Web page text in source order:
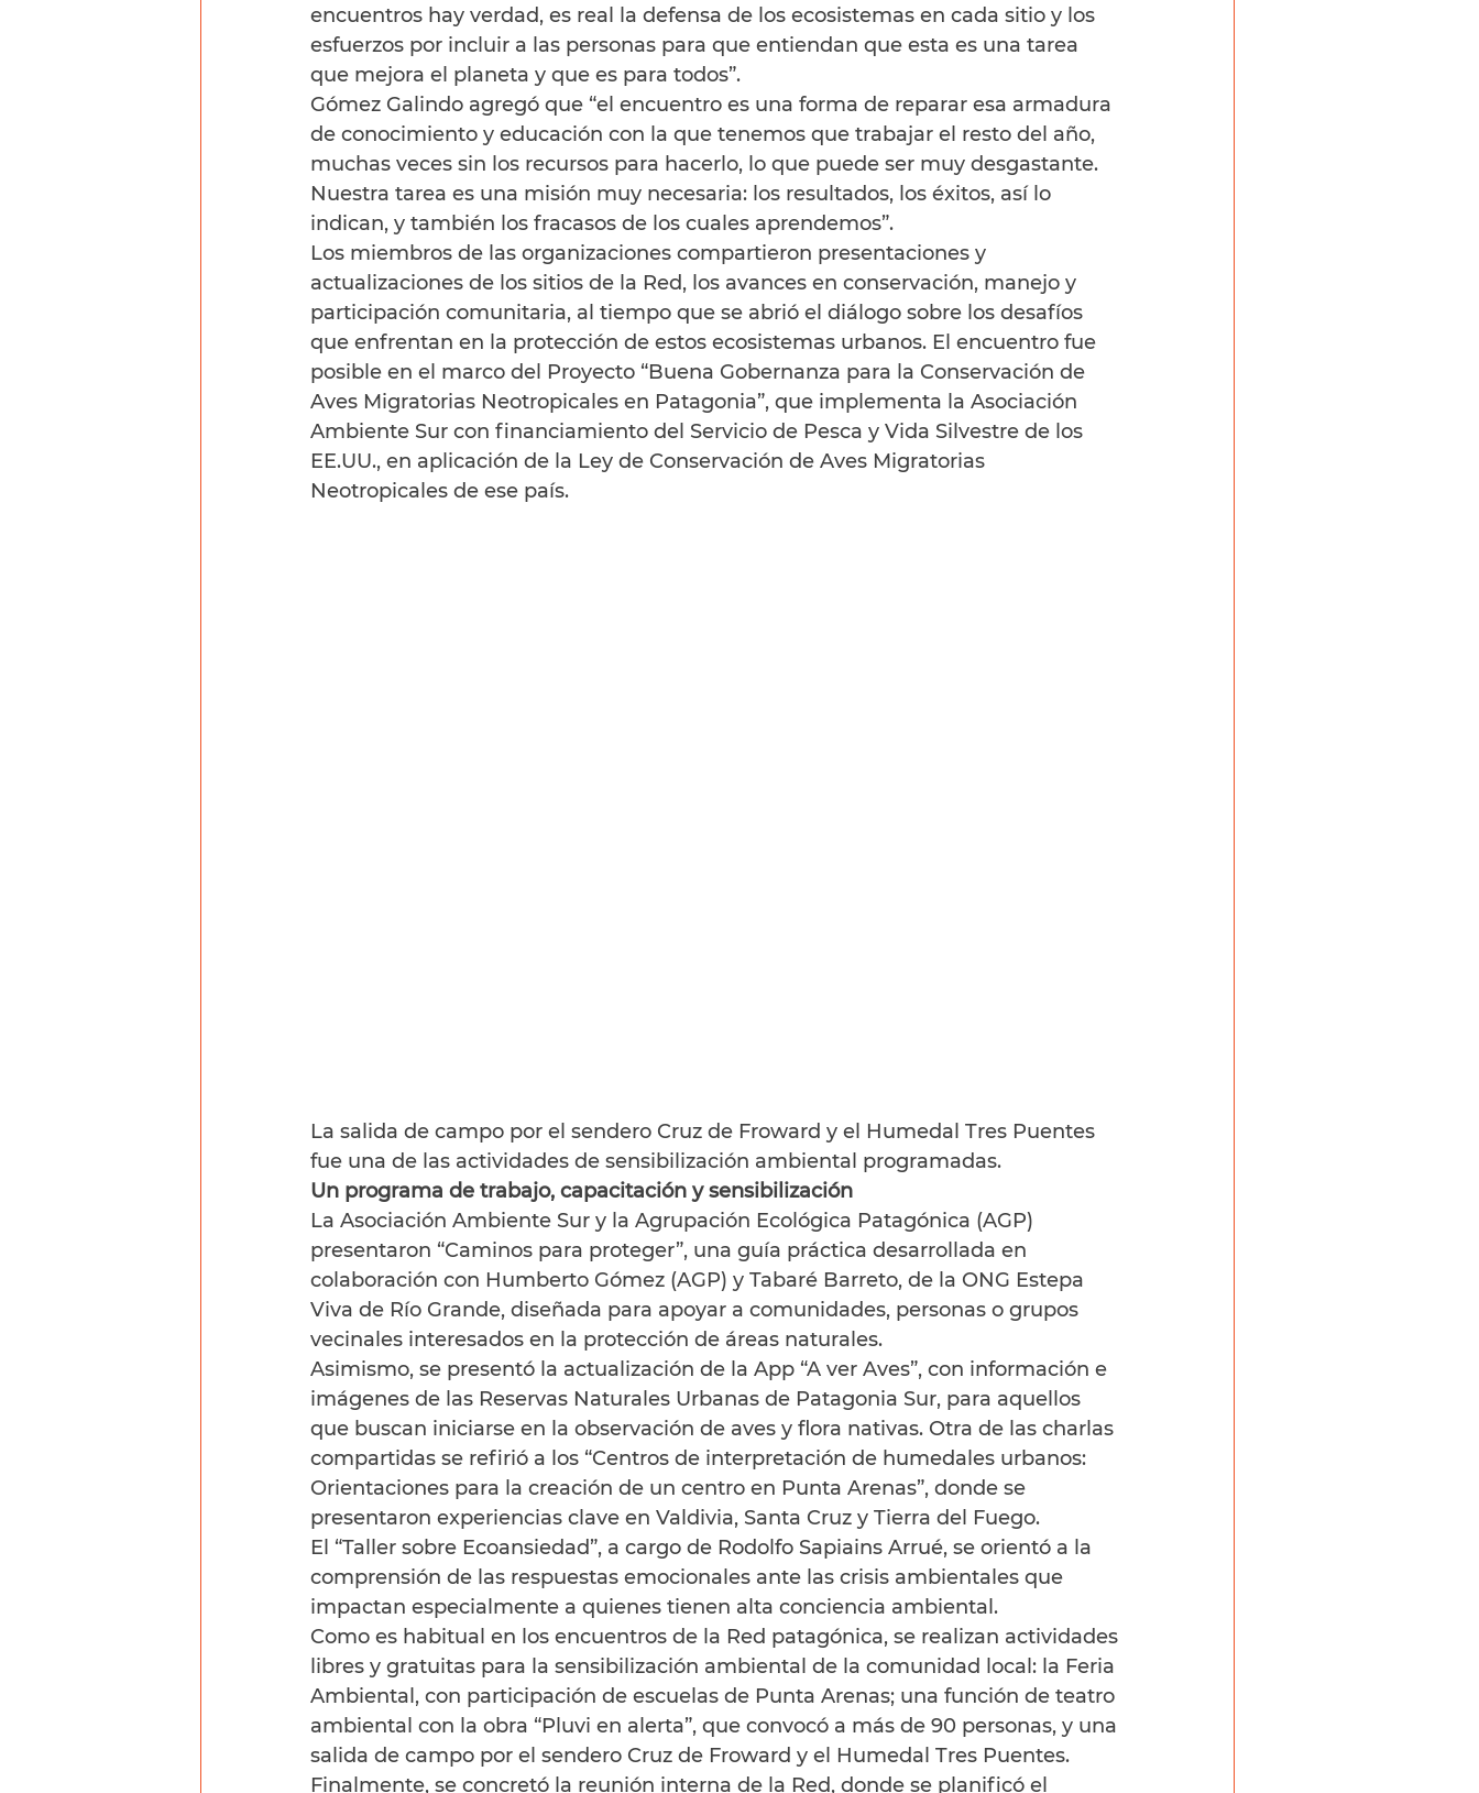
encuentros hay verdad, es real la defensa de los ecosistemas en cada sitio y los
esfuerzos por incluir a las personas para que entiendan que esta es una tarea
que mejora el planeta y que es para todos”.
Gómez Galindo agregó que “el encuentro es una forma de reparar esa armadura
de conocimiento y educación con la que tenemos que trabajar el resto del año,
muchas veces sin los recursos para hacerlo, lo que puede ser muy desgastante.
Nuestra tarea es una misión muy necesaria: los resultados, los éxitos, así lo
indican, y también los fracasos de los cuales aprendemos”.
Los miembros de las organizaciones compartieron presentaciones y
actualizaciones de los sitios de la Red, los avances en conservación, manejo y
participación comunitaria, al tiempo que se abrió el diálogo sobre los desafíos
que enfrentan en la protección de estos ecosistemas urbanos. El encuentro fue
posible en el marco del Proyecto “Buena Gobernanza para la Conservación de
Aves Migratorias Neotropicales en Patagonia”, que implementa la Asociación
Ambiente Sur con financiamiento del Servicio de Pesca y Vida Silvestre de los
EE.UU., en aplicación de la Ley de Conservación de Aves Migratorias
Neotropicales de ese país.
La salida de campo por el sendero Cruz de Froward y el Humedal Tres Puentes
fue una de las actividades de sensibilización ambiental programadas.
Un programa de trabajo, capacitación y sensibilización
La Asociación Ambiente Sur y la Agrupación Ecológica Patagónica (AGP)
presentaron “Caminos para proteger”, una guía práctica desarrollada en
colaboración con Humberto Gómez (AGP) y Tabaré Barreto, de la ONG Estepa
Viva de Río Grande, diseñada para apoyar a comunidades, personas o grupos
vecinales interesados en la protección de áreas naturales.
Asimismo, se presentó la actualización de la App “A ver Aves”, con información e
imágenes de las Reservas Naturales Urbanas de Patagonia Sur, para aquellos
que buscan iniciarse en la observación de aves y flora nativas. Otra de las charlas
compartidas se refirió a los “Centros de interpretación de humedales urbanos:
Orientaciones para la creación de un centro en Punta Arenas”, donde se
presentaron experiencias clave en Valdivia, Santa Cruz y Tierra del Fuego.
El “Taller sobre Ecoansiedad”, a cargo de Rodolfo Sapiains Arrué, se orientó a la
comprensión de las respuestas emocionales ante las crisis ambientales que
impactan especialmente a quienes tienen alta conciencia ambiental.
Como es habitual en los encuentros de la Red patagónica, se realizan actividades
libres y gratuitas para la sensibilización ambiental de la comunidad local: la Feria
Ambiental, con participación de escuelas de Punta Arenas; una función de teatro
ambiental con la obra “Pluvi en alerta”, que convocó a más de 90 personas, y una
salida de campo por el sendero Cruz de Froward y el Humedal Tres Puentes.
Finalmente, se concretó la reunión interna de la Red, donde se planificó el